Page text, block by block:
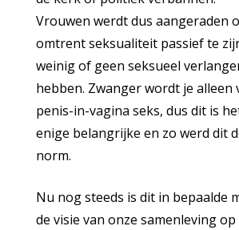
Vrouwen werdt dus aangeraden
omtrent seksualiteit passief te
weinig of geen seksueel
hebben. Zwanger wordt je alleen
penis-in-vagina seks, dus dit is
enige belangrijke en zo werd dit
norm.
Nu nog steeds is dit in bepaalde
de visie van onze samenleving op